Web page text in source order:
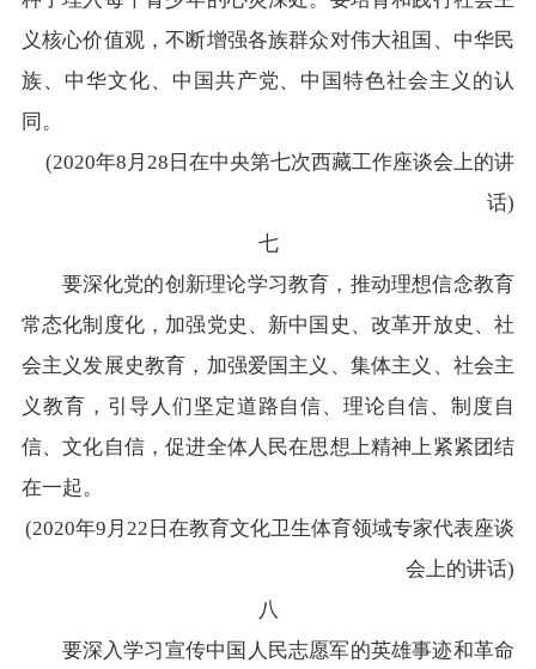
义核心价值观，不断增强各族群众对伟大祖国、中华民
族、中华文化、中国共产党、中国特色社会主义的认
同。
(2020年8月28日在中央第七次西藏工作座谈会上的讲
话)
七
要深化党的创新理论学习教育，推动理想信念教育
常态化制度化，加强党史、新中国史、改革开放史、社
会主义发展史教育，加强爱国主义、集体主义、社会主
义教育，引导人们坚定道路自信、理论自信、制度自
信、文化自信，促进全体人民在思想上精神上紧紧团结
在一起。
(2020年9月22日在教育文化卫生体育领域专家代表座谈
会上的讲话)
八
要深入学习宣传中国人民志愿军的英雄事迹和革命